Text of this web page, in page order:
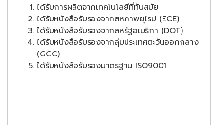
ได้รับการผลิตจากเทคโนโลยีที่ทันสมัย
ได้รับหนังสือรับรองจากสหภาพยุโรป (ECE)
ได้รับหนังสือรับรองจากสหรัฐอเมริกา (DOT)
ได้รับหนังสือรับรองจากลุ่มประเทศตะวันออกกลาง
(GCC)
ได้รับหนังสือรับรองมาตรฐาน ISO9001